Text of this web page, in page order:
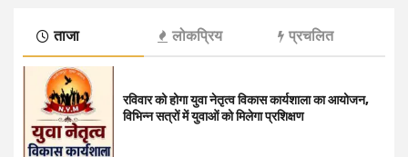
ताजा लोकप्रिय प्रचलित
रविवार को होगा युवा नेतृत्व विकास कार्यशाला का आयोजन,
विभिन्न सत्रों में युवाओं को मिलेगा प्रशिक्षण